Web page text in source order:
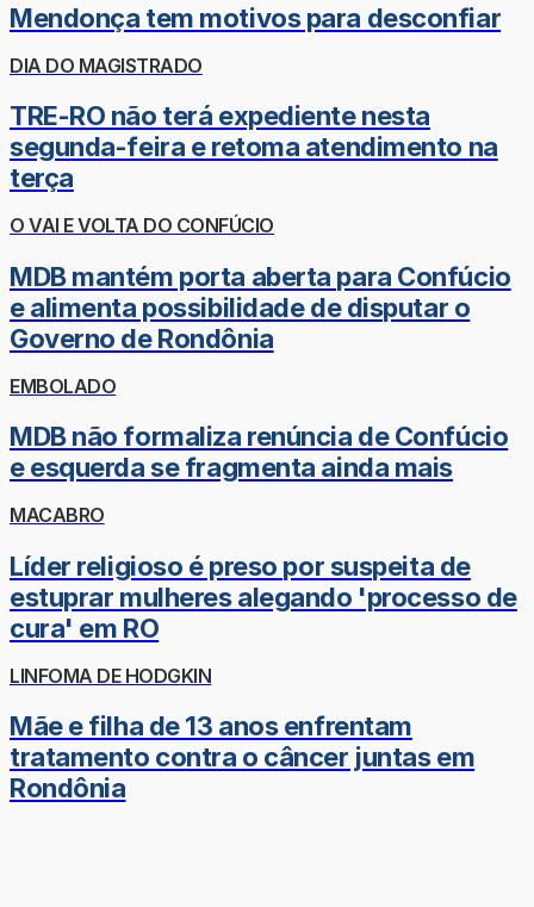
Mendonça tem motivos para desconfiar
DIA DO MAGISTRADO
TRE-RO não terá expediente nesta
segunda-feira e retoma atendimento na
terça
O VAI E VOLTA DO CONFÚCIO
MDB mantém porta aberta para Confúcio
e alimenta possibilidade de disputar o
Governo de Rondônia
EMBOLADO
MDB não formaliza renúncia de Confúcio
e esquerda se fragmenta ainda mais
MACABRO
Líder religioso é preso por suspeita de
estuprar mulheres alegando 'processo de
cura' em RO
LINFOMA DE HODGKIN
Mãe e filha de 13 anos enfrentam
tratamento contra o câncer juntas em
Rondônia